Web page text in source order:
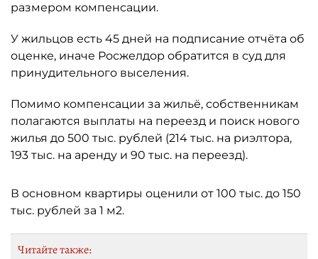
размером компенсации.
У жильцов есть 45 дней на подписание отчёта об
оценке, иначе Росжелдор обратится в суд для
принудительного выселения.
Помимо компенсации за жильё, собственникам
полагаются выплаты на переезд и поиск нового
жилья до 500 тыс. рублей (214 тыс. на риэлтора,
193 тыс. на аренду и 90 тыс. на переезд).
В основном квартиры оценили от 100 тыс. до 150
тыс. рублей за 1 м2.
Читайте также: